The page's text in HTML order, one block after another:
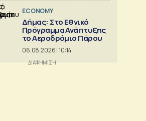
ECONOMY
Δήμας: Στο Εθνικό
Πρόγραμμα Ανάπτυξης
το Αεροδρόμιο Πάρου
06.08.2026 | 10:14